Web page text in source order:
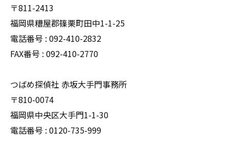
〒811-2413
福岡県糟屋郡篠栗町田中1-1-25
電話番号 : 092-410-2832
FAX番号 : 092-410-2770
つばめ探偵社 赤坂大手門事務所
〒810-0074
福岡県中央区大手門1-1-30
電話番号 : 0120-735-999